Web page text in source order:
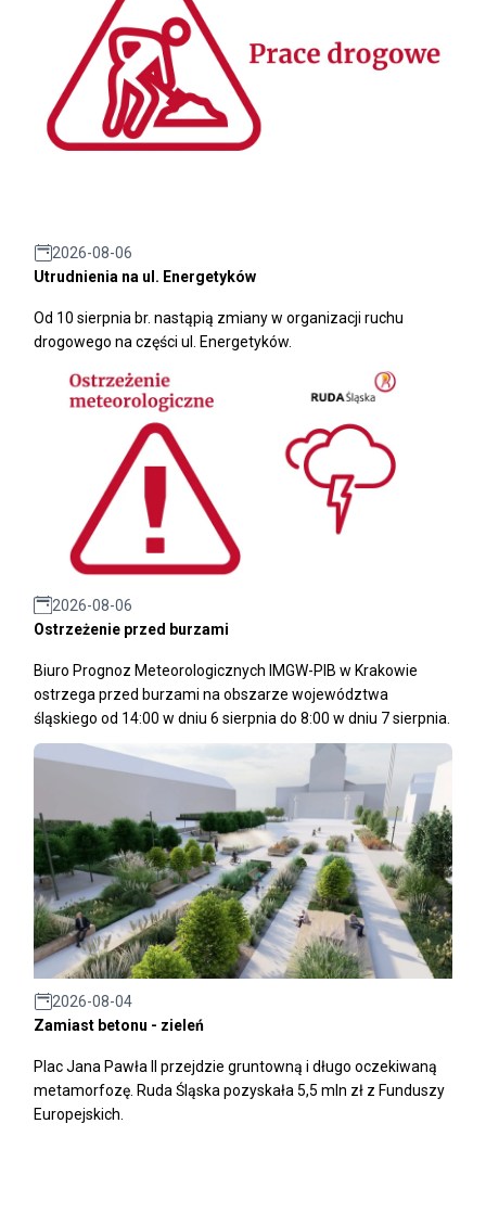
2026-08-06
Utrudnienia na ul. Energetyków
Od 10 sierpnia br. nastąpią zmiany w organizacji ruchu
drogowego na części ul. Energetyków.
2026-08-06
Ostrzeżenie przed burzami
Biuro Prognoz Meteorologicznych IMGW-PIB w Krakowie
ostrzega przed burzami na obszarze województwa
śląskiego od 14:00 w dniu 6 sierpnia do 8:00 w dniu 7 sierpnia.
2026-08-04
Zamiast betonu - zieleń
Plac Jana Pawła II przejdzie gruntowną i długo oczekiwaną
metamorfozę. Ruda Śląska pozyskała 5,5 mln zł z Funduszy
Europejskich.